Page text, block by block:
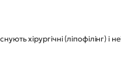
хірургічні (ліпофілінг) і